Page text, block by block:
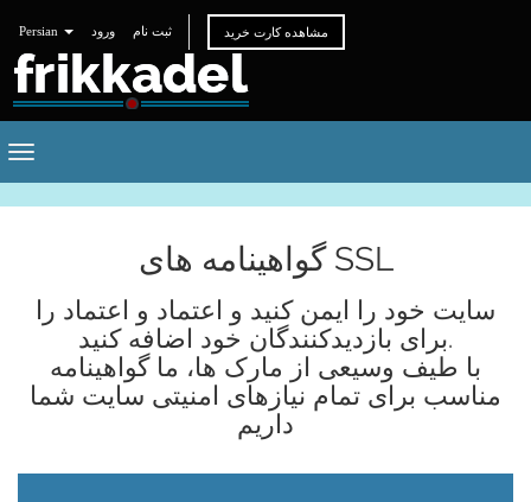
Persian ورود ثبت نام مشاهده کارت خرید
Toggle
navigation
گواهینامه های SSL
سایت خود را ایمن کنید و اعتماد و اعتماد را
برای بازدیدکنندگان خود اضافه کنید.
با طیف وسیعی از مارک ها، ما گواهینامه
مناسب برای تمام نیازهای امنیتی سایت شما
داریم